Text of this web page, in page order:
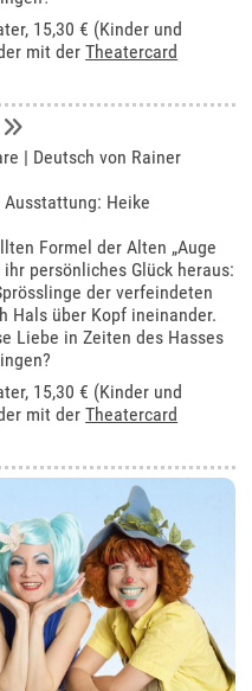
, 15,30 € (Kinder und
mit derTheatercard
| Deutsch von Rainer
Ausstattung: Heike
Formel der Alten „Auge
persönliches Glück heraus:
der verfeindeten
Hals über Kopf ineinander.
Liebe in Zeiten des Hasses
, 15,30 € (Kinder und
mit derTheatercard